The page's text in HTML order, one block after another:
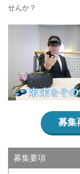
せんか？
募集
募集要項